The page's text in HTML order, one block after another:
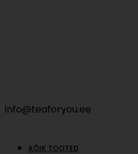
info@teaforyou.ee
KÕIK TOOTED